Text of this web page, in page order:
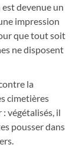
devenue un
impression
que tout soit
ne disposent
la
cimetières
végétalisés, il
pousser dans